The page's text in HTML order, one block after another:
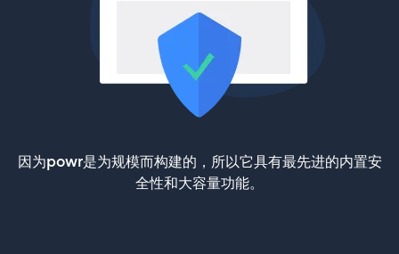
因为powr是为规模而构建的，所以它具有最先进的内置安
全性和大容量功能。